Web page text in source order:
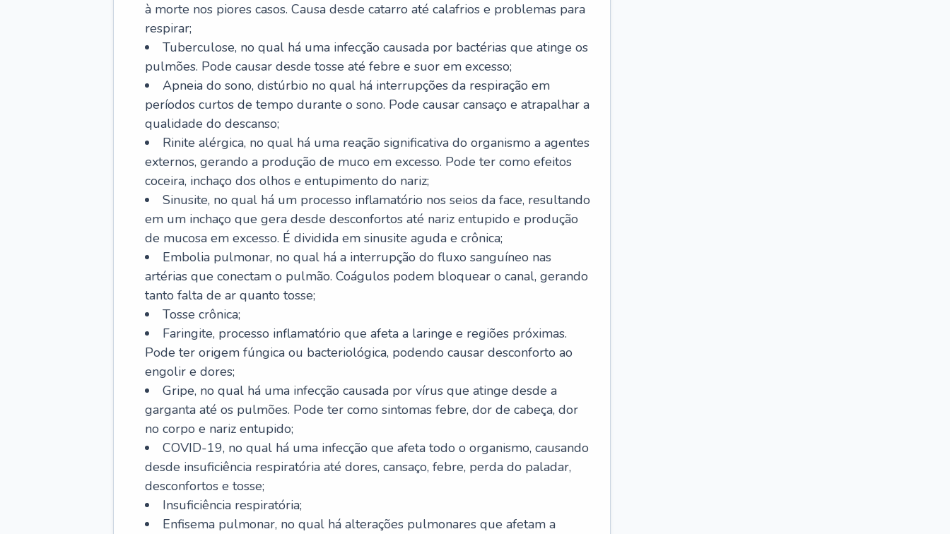
à morte nos piores casos. Causa desde catarro até calafrios e problemas para
respirar;
Tuberculose, no qual há uma infecção causada por bactérias que atinge os
pulmões. Pode causar desde tosse até febre e suor em excesso;
Apneia do sono, distúrbio no qual há interrupções da respiração em
períodos curtos de tempo durante o sono. Pode causar cansaço e atrapalhar a
qualidade do descanso;
Rinite alérgica, no qual há uma reação significativa do organismo a agentes
externos, gerando a produção de muco em excesso. Pode ter como efeitos
coceira, inchaço dos olhos e entupimento do nariz;
Sinusite, no qual há um processo inflamatório nos seios da face, resultando
em um inchaço que gera desde desconfortos até nariz entupido e produção
de mucosa em excesso. É dividida em sinusite aguda e crônica;
Embolia pulmonar, no qual há a interrupção do fluxo sanguíneo nas
artérias que conectam o pulmão. Coágulos podem bloquear o canal, gerando
tanto falta de ar quanto tosse;
Tosse crônica;
Faringite, processo inflamatório que afeta a laringe e regiões próximas.
Pode ter origem fúngica ou bacteriológica, podendo causar desconforto ao
engolir e dores;
Gripe, no qual há uma infecção causada por vírus que atinge desde a
garganta até os pulmões. Pode ter como sintomas febre, dor de cabeça, dor
no corpo e nariz entupido;
COVID-19, no qual há uma infecção que afeta todo o organismo, causando
desde insuficiência respiratória até dores, cansaço, febre, perda do paladar,
desconfortos e tosse;
Insuficiência respiratória;
Enfisema pulmonar, no qual há alterações pulmonares que afetam a